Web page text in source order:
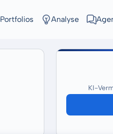
Portfolios Analyse
KI-